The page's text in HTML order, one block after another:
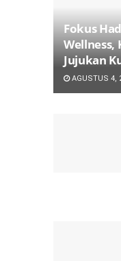
Fokus
Wellness,
Jujukan
AGUSTUS 4,